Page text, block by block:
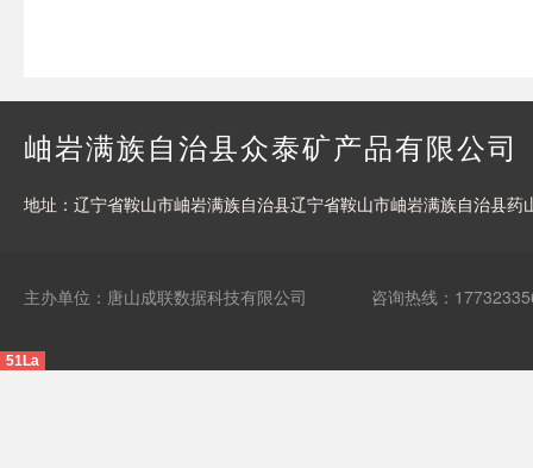
岫岩满族自治县众泰矿产品有限公司
地址：辽宁省鞍山市岫岩满族自治县辽宁省鞍山市岫岩满族自治县药
主办单位：唐山成联数据科技有限公司 咨询热线：
51La